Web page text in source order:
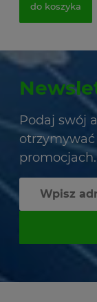
do koszyka
Podaj swój
promocjach.